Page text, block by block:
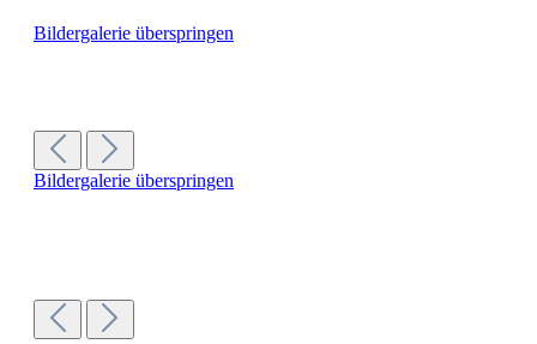
Bildergalerie überspringen
Bildergalerie überspringen